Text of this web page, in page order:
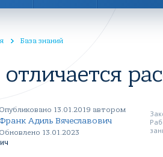
База знаний
Опубликовано 13.01.2019 автором
Адиль Вячеславович
Обновлено 13.01.2023